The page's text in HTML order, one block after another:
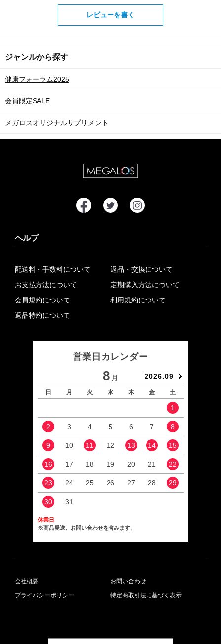
レビューを書く
ジャンルから探す
健康フォーラム2025
会員限定SALE
メガロスオリジナルサプリメント
ヘルプ
配送料・手数料について
お支払方法について
会員規約について
返品特約について
返品・交換について
定期購入方法について
利用規約について
営業日カレンダー
8 月 2026.09
日 月 火 水 木 金 土
1
2 3 4 5 6 7 8
9 10 11 12 13 14 15
16 17 18 19 20 21 22
23 24 25 26 27 28 29
30 31
休業日
※商品発送、お問い合わせを含みます。
会社概要
お問い合わせ
プライバシーポリシー
特定商取引法に基づく表示